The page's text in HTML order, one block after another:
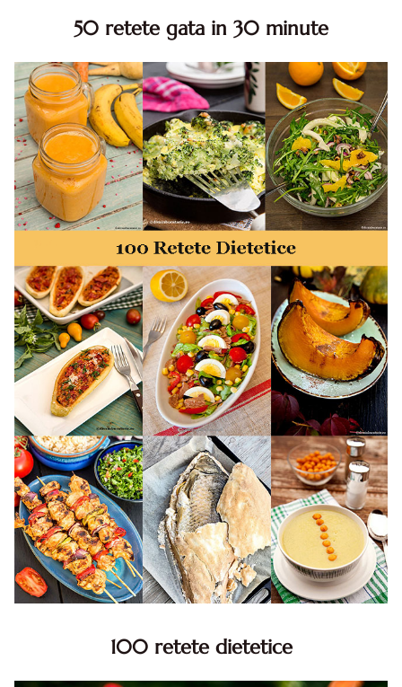
50 retete gata in 30 minute
minute. Retete rapide. Retete rapide de mancare. Idei
retete mancare rapid
100 retete dietetice